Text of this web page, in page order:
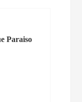
Paraiso